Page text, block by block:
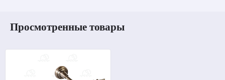
Просмотренные товары